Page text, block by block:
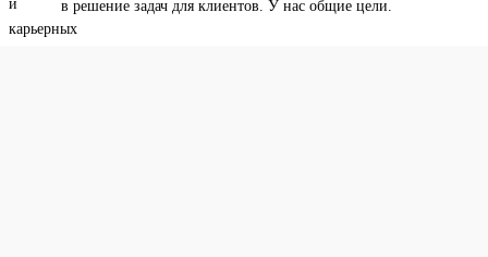
в решение задач для клиентов. У нас общие цели.